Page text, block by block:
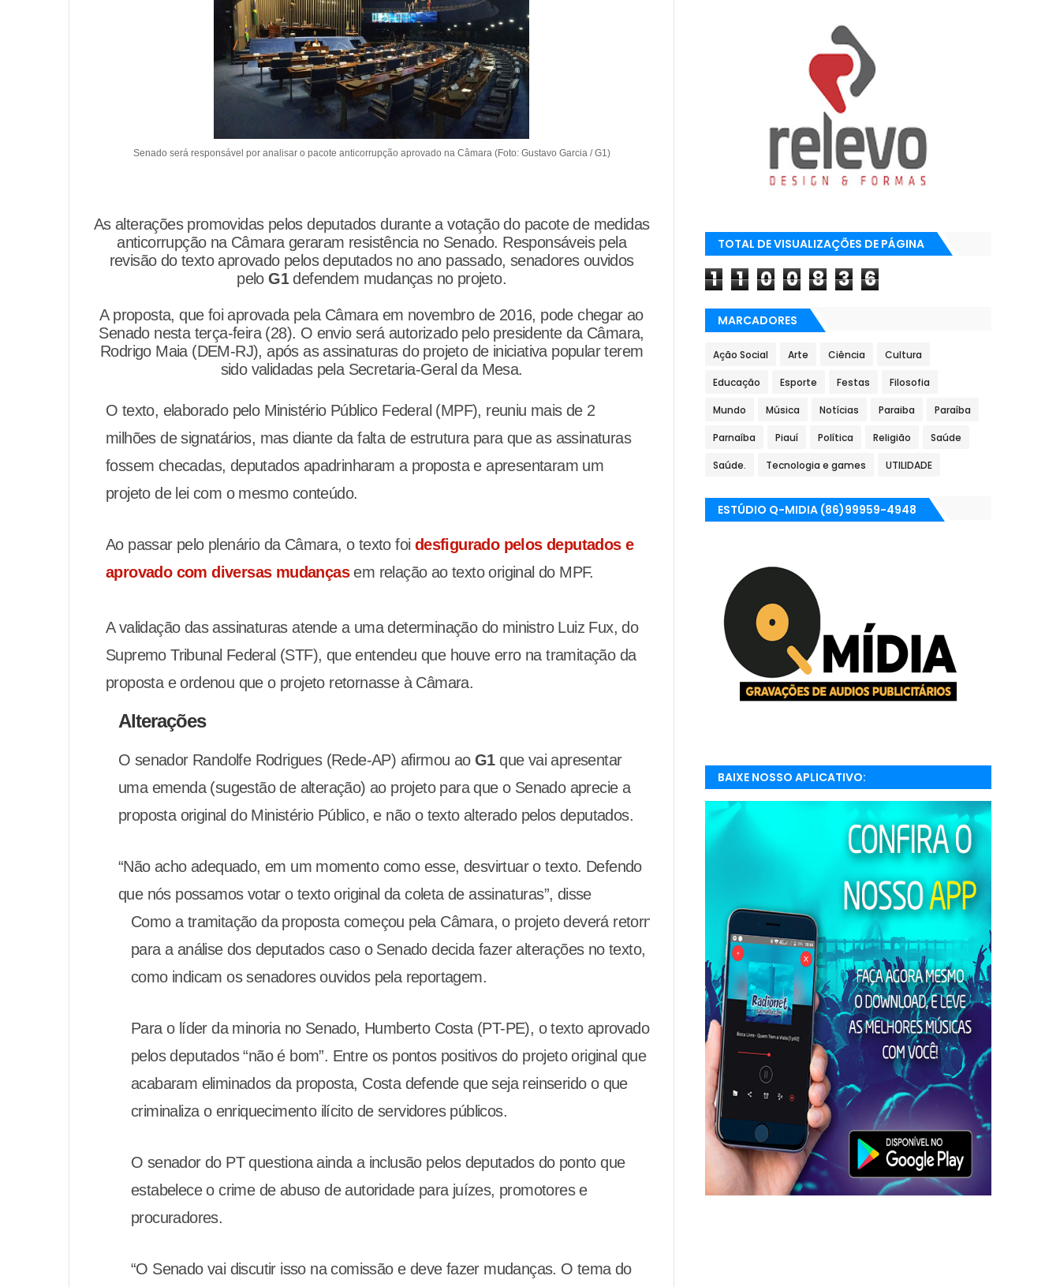
Senado será responsável por analisar o pacote anticorrupção aprovado na Câmara (Foto: Gustavo Garcia / G1)
As alterações promovidas pelos deputados durante a votação do pacote de medidas
anticorrupção na Câmara geraram resistência no Senado. Responsáveis pela
revisão do texto aprovado pelos deputados no ano passado, senadores ouvidos
peloG1 defendem mudanças no projeto.
A proposta, que foi aprovada pela Câmara em novembro de 2016, pode chegar ao
Senado nesta terça-feira (28). O envio será autorizado pelo presidente da Câmara,
Rodrigo Maia (DEM-RJ), após as assinaturas do projeto de iniciativa popular terem
sido validadas pela Secretaria-Geral da Mesa.
O texto, elaborado pelo Ministério Público Federal (MPF), reuniu mais de 2
milhões de signatários, mas diante da falta de estrutura para que as assinaturas
fossem checadas, deputados apadrinharam a proposta e apresentaram um
projeto de lei com o mesmo conteúdo.
Ao passar pelo plenário da Câmara, o texto foi desfigurado pelos deputados e
aprovado com diversas mudançasem relação ao texto original do MPF.
A validação das assinaturas atende a uma determinação do ministro Luiz Fux, do
Supremo Tribunal Federal (STF), que entendeu que houve erro na tramitação da
proposta e ordenou que o projeto retornasse à Câmara.
Alterações
O senador Randolfe Rodrigues (Rede-AP) afirmou ao G1que vai apresentar
uma emenda (sugestão de alteração) ao projeto para que o Senado aprecie a
proposta original do Ministério Público, e não o texto alterado pelos deputados.
“Não acho adequado, em um momento como esse, desvirtuar o texto. Defendo
que nós possamos votar o texto original da coleta de assinaturas”, disse
Como a tramitação da proposta começou pela Câmara, o projeto deverá retornar
para a análise dos deputados caso o Senado decida fazer alterações no texto,
como indicam os senadores ouvidos pela reportagem.
Para o líder da minoria no Senado, Humberto Costa (PT-PE), o texto aprovado
pelos deputados “não é bom”. Entre os pontos positivos do projeto original que
acabaram eliminados da proposta, Costa defende que seja reinserido o que
criminaliza o enriquecimento ilícito de servidores públicos.
O senador do PT questiona ainda a inclusão pelos deputados do ponto que
estabelece o crime de abuso de autoridade para juízes, promotores e
procuradores.
“O Senado vai discutir isso na comissão e deve fazer mudanças. O tema do
TOTAL DE VISUALIZAÇÕES DE PÁGINA
1 1 0 0 8 3 6
MARCADORES
Ação Social Arte Ciência Cultura
Educação Esporte Festas Filosofia
Mundo Música Notícias Paraiba Paraíba
Parnaíba Piauí Política Religião Saúde
Saúde. Tecnologia e games UTILIDADE
ESTÚDIO Q-MIDIA (86)99959-4948
BAIXE NOSSO APLICATIVO:
RADIONETPARNAIBA